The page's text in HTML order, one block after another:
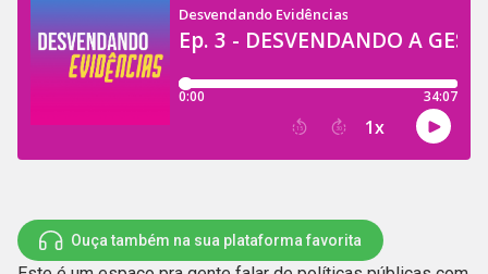
Ouça também na sua plataforma favorita